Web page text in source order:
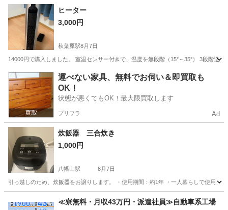
東京 新宿区 若松河田駅
ヒーター
3,000円
秋葉原駅8月7日
14000円で購入しました。 室温センサー付きで、温度を無段階（15°～35°） 3段階送
東京 千代田区 秋葉原駅 季節、空調家電
運べない家具、無料でお伺い＆即買取も
OK！
状態が悪くてもOK！最大限買取します
プリフラ Ad
炊飯器 三合炊き
1,000円
八幡山駅 8月7日
引っ越しのため、炊飯器をお譲りします。 ・使用期間：約1年 ・一人暮らしで使用
八幡山駅 キッチン家電
≪寮無料・月収43万円・派遣社員≫自動車系工場